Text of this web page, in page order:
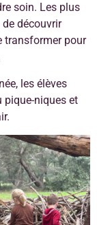
soin. Les plus
découvrir
transformer pour
les élèves
pique-niques et